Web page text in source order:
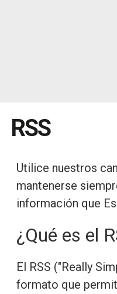
RSS
Utilice nuestros
mantenerse
información que
¿Qué es el
El RSS ("Really
formato que